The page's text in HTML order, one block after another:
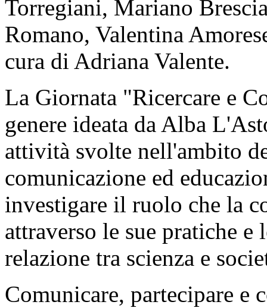
Torregiani, Mariano
Romano, Valentina
cura di Adriana Valente.
La Giornata "Ricercare e
genere ideata da Alba
attività svolte nell'ambito
comunicazione ed
investigare il ruolo che la
attraverso le sue pratiche e
relazione tra scienza e
Comunicare, partecipare e